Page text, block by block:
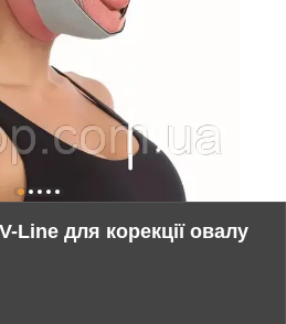
Line для корекції овалу